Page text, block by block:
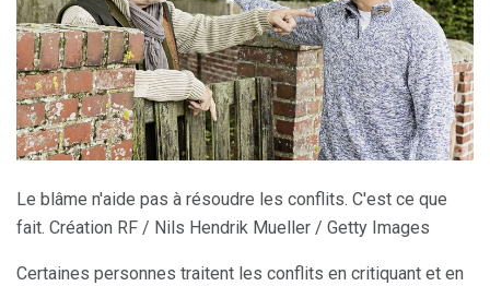
Le blâme n'aide pas à résoudre les conflits. C'est ce que
fait. Création RF / Nils Hendrik Mueller / Getty Images
Certaines personnes traitent les conflits en critiquant et en